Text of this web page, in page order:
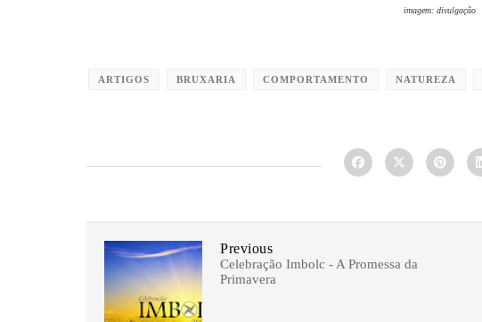
imagem: divulgação
ARTIGOS BRUXARIA COMPORTAMENTO NATUREZA
Previous
Celebração Imbolc - A Promessa da
Primavera